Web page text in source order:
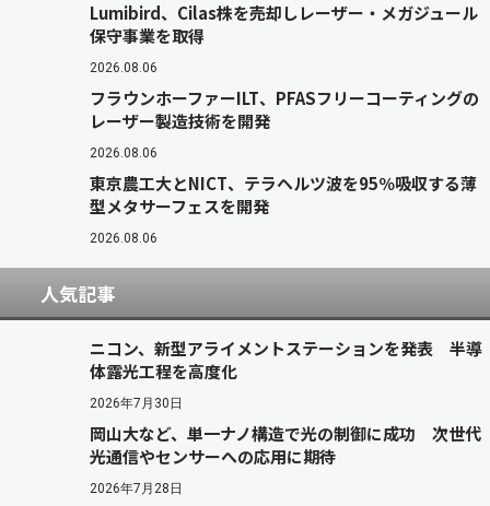
Lumibird、Cilas株を売却しレーザー・メガジュール
保守事業を取得
2026.08.06
フラウンホーファーILT、PFASフリーコーティングの
レーザー製造技術を開発
2026.08.06
東京農工大とNICT、テラヘルツ波を95％吸収する薄
型メタサーフェスを開発
2026.08.06
人気記事
ニコン、新型アライメントステーションを発表 半導
体露光工程を高度化
2026年7月30日
岡山大など、単一ナノ構造で光の制御に成功 次世代
光通信やセンサーへの応用に期待
2026年7月28日